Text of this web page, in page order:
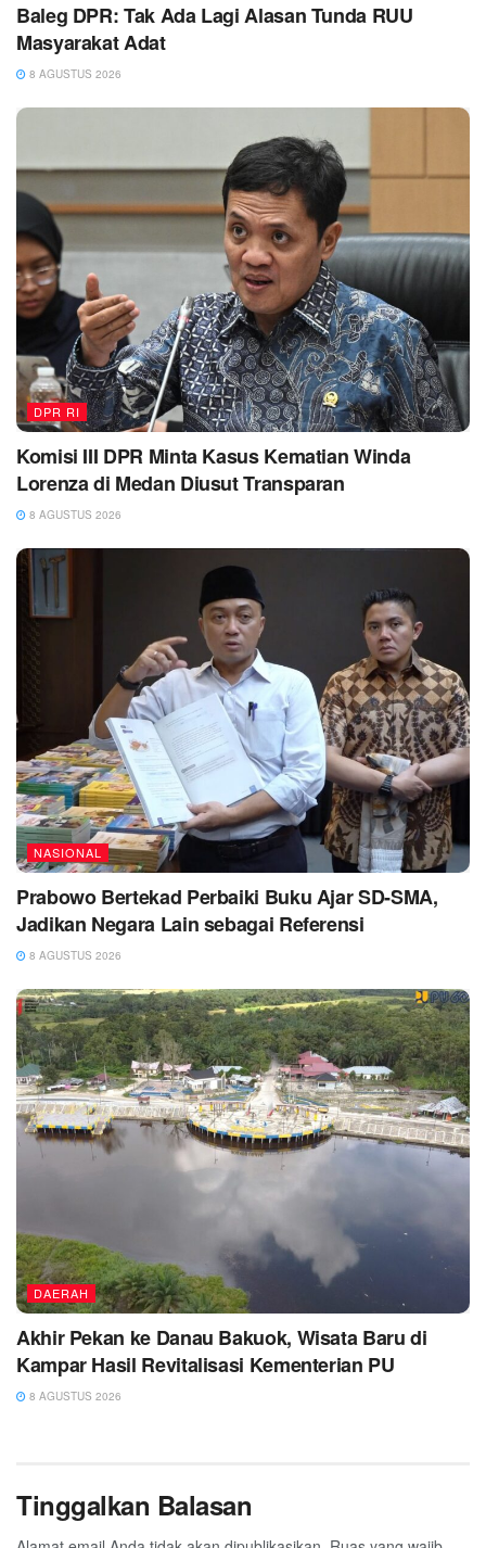
Baleg DPR: Tak Ada Lagi Alasan Tunda RUU
Masyarakat Adat
8 AGUSTUS 2026
DPR RI
Komisi III DPR Minta Kasus Kematian Winda
Lorenza di Medan Diusut Transparan
8 AGUSTUS 2026
NASIONAL
Prabowo Bertekad Perbaiki Buku Ajar SD-SMA,
Jadikan Negara Lain sebagai Referensi
8 AGUSTUS 2026
DAERAH
Akhir Pekan ke Danau Bakuok, Wisata Baru di
Kampar Hasil Revitalisasi Kementerian PU
8 AGUSTUS 2026
Tinggalkan Balasan